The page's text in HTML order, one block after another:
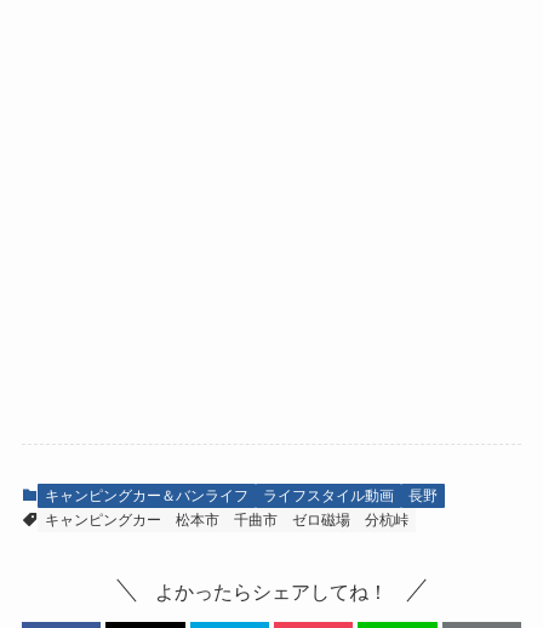
キャンピングカー＆バンライフ ライフスタイル動画
長野
キャンピングカー
松本市 千曲市 ゼロ磁場 分杭峠
よかったらシェアしてね！